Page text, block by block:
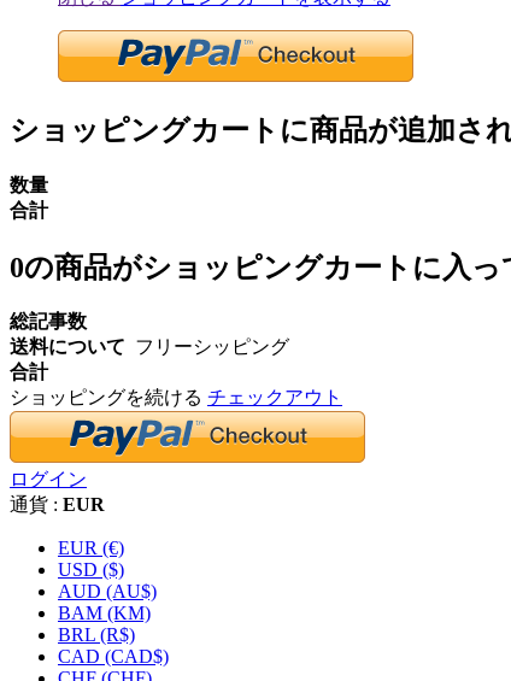
ショッピングカートに商品が追加さ
数量
合計
0の商品がショッピングカートに入っ
総記事数
送料について フリーシッピング
合計
ショッピングを続ける チェックアウト
ログイン
通貨 : EUR
EUR (€)
USD ($)
AUD (AU$)
BAM (KM)
BRL (R$)
CAD (CAD$)